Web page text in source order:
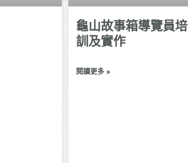
龜山故事箱導覽員培
訓及實作
閱讀更多 »